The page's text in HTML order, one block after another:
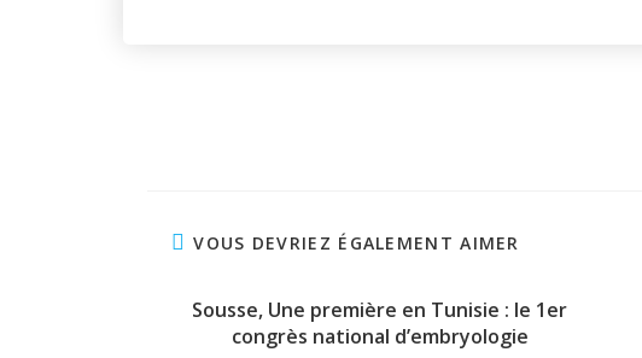
VOUS DEVRIEZ ÉGALEMENT AIMER
Sousse, Une première en Tunisie : le 1er
congrès national d’embryologie